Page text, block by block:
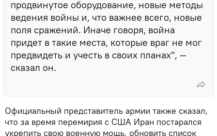
продвинутое оборудование, новые методы
ведения войны и, что важнее всего, новые
поля сражений. Иначе говоря, война
придет в такие места, которые враг не мог
предвидеть и учесть в своих планах", —
сказал он.
Официальный представитель армии также сказал,
что за время перемирия с США Иран постарался
укрепить свою военную мощь, обновить список